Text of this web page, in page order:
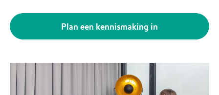
Plan een kennismaking in